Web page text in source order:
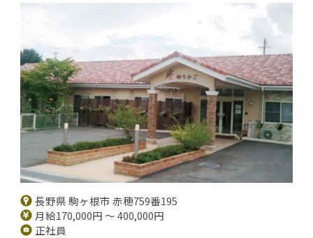
長野県 駒ヶ根市 赤穂759番195
月給170,000円 ～ 400,000円
正社員